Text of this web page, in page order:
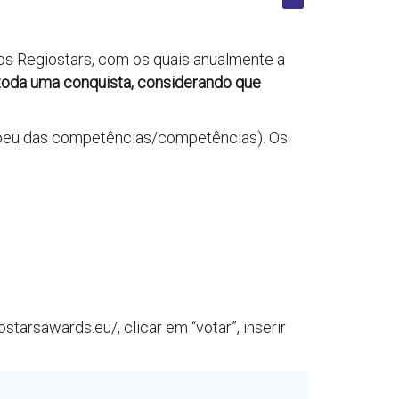
Regiostars, com os quais anualmente a
uma conquista, considerando que
das competências/competências). Os
, clicar em “votar”, inserir